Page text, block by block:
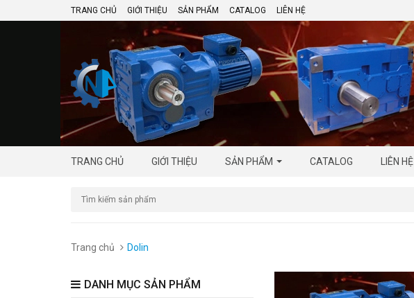
TRANG CHỦ GIỚI THIỆU SẢN PHẨM CATALOG LIÊN HỆ
TRANG CHỦ GIỚI THIỆU SẢN PHẨM CATALOG LIÊN HỆ
Trang chủ Dolin
DANH MỤC SẢN PHẨM